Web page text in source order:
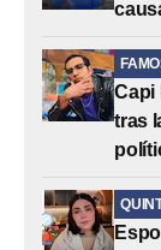
Capi
tras